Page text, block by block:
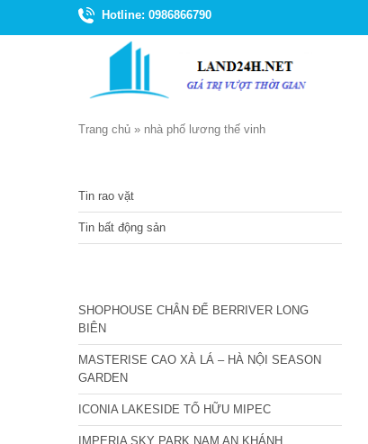
Hotline: 0986866790
Trang chủ » nhà phố lương thế vinh
Tin rao vặt
Tin bất động sản
SHOPHOUSE CHÂN ĐẾ BERRIVER LONG
BIÊN
MASTERISE CAO XÀ LÁ – HÀ NỘI SEASON
GARDEN
ICONIA LAKESIDE TỐ HỮU MIPEC
IMPERIA SKY PARK NAM AN KHÁNH